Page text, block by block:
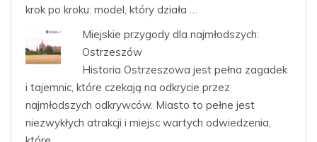
krok po kroku: model, który działa …
Miejskie przygody dla najmłodszych:
Ostrzeszów
Historia ⁢Ostrzeszowa jest​ pełna zagadek
i tajemnic, które czekają na odkrycie przez
najmłodszych odkrywców. Miasto to pełne jest
niezwykłych atrakcji i miejsc wartych odwiedzenia,